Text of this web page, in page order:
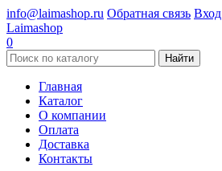
info@laimashop.ru Обратная связь Вход
Laimashop
0
Найти
Главная
Каталог
О компании
Оплата
Доставка
Контакты